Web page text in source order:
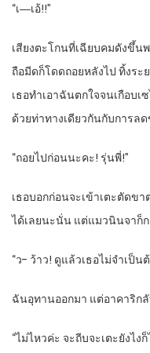
“เ―เอ้!!”
เสียงตะโกนที่เฉียบคมดังขึ้น
ถือมีดก็โดดถอยหลังไป ทิ้งระ
เธอทำเอาฉันตกใจจนเกือบ
ด้วยท่าทางเดียวกันกับการล
“ถอยไปก่อนนะคะ! รุ่นพี่!”
เธอบอกก่อนจะเข้าเตะตัดข
ได้เลยนะนั่น แต่แมวนินจาก็
“ว- ว้าว! ดูแล้วเธอไม่จำเป็น
ฉันอุทานออกมา แต่อาคาริก
“ไม่ไหวค่ะ จะถีบจะเตะยังไง